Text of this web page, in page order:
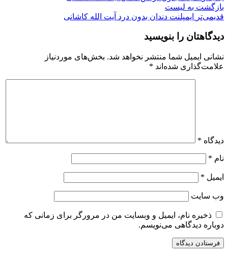
بازگشت به لیست
قدیمی‌تر
ایمپلنت دندان بدون درد آیت الله کاشانی
دیدگاهتان را بنویسید
نشانی ایمیل شما منتشر نخواهد شد. بخش‌های موردنیاز
علامت‌گذاری شده‌اند *
دیدگاه *
نام *
ایمیل *
وب‌ سایت
ذخیره نام، ایمیل و وبسایت من در مرورگر برای زمانی که
دوباره دیدگاهی می‌نویسم.